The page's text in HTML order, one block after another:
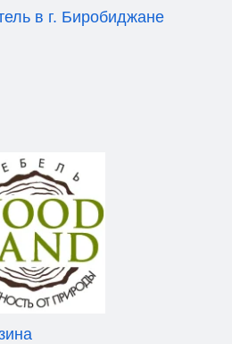
в г. Биробиджане